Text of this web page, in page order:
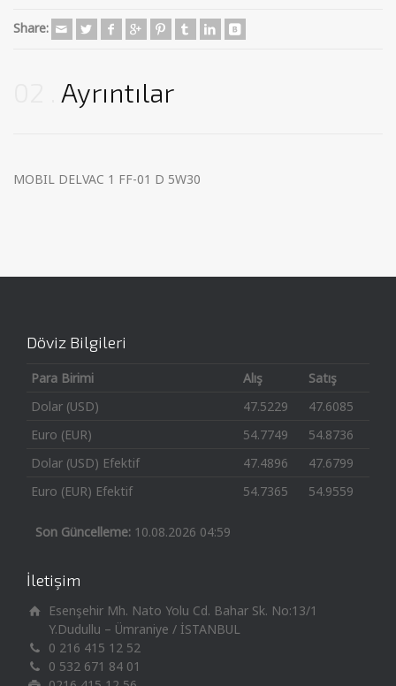
Share:
Ayrıntılar
MOBIL DELVAC 1 FF-01 D 5W30
Döviz Bilgileri
Para Birimi Alış
Satış
Dolar (USD)
47.5229
47.6085
Euro (EUR)
54.7749
54.8736
Dolar (USD) Efektif
47.4896
47.6799
Euro (EUR) Efektif
54.7365 54.9559
Son Güncelleme: 10.08.2026 04:59
İletişim
Esenşehir Mh. Nato Yolu Cd. Bahar Sk. No:13/1
Y.Dudullu – Ümraniye / İSTANBUL
0 216 415 12 52
0 532 671 84 01